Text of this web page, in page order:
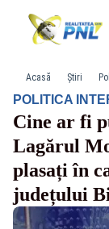
Acasă Știri
POLITICA
Cine ar fi
Lagărul
plasați în
județului